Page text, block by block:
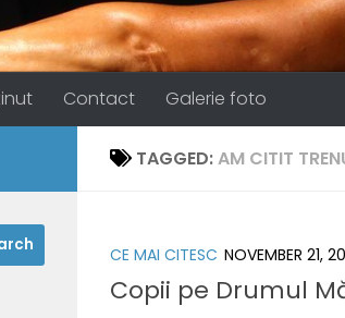
Contact Galerie foto
TAGGED:AM CITIT
CE MAI CITESC NOVEMBER 21,
Copii pe Drumul